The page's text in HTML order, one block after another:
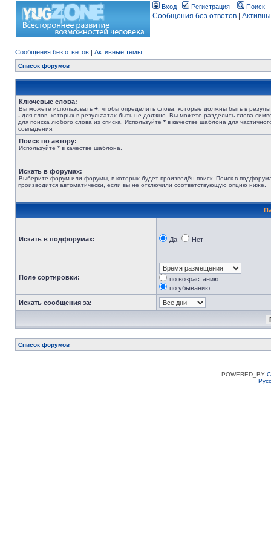
Вход Регистрация Поиск
Сообщения без ответов
Сообщения без ответов | Активные темы
Список форумов
Ключевые слова:
Вы можете использовать + , чтобы определить слова, которые должны быть в
- для слов, которых в результатах быть не должно. Вы можете разделить слова
для поиска любого слова из списка. Используйте * в качестве шаблона для
совпадения.
Поиск по автору:
Используйте * в качестве шаблона.
Искать в форумах:
Выберите форум или форумы, в которых будет произведён поиск. Поиск в
производится автоматически, если вы не отключили соответствующую опцию ниже.
Искать в подфорумах: Да Нет
Поле сортировки:
по возрастанию
по убыванию
Искать сообщения за:
Список форумов
POWERED_BY